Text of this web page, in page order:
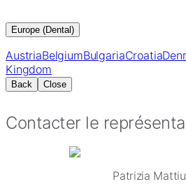
Europe (Dental)
AustriaBelgiumBulgariaCroatia
Kingdom
Back Close
Contacter le
Patrizia